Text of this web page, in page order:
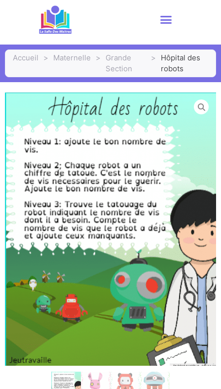
Accueil > Maternelle >
Grande
Section
>
Hôpital des
robots